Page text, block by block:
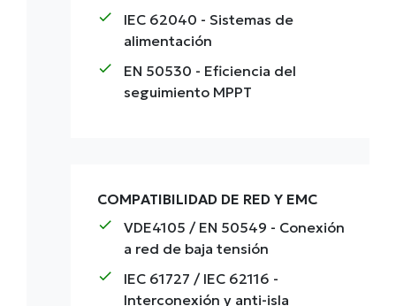
check IEC 62040 - Sistemas de
alimentación
check EN 50530 - Eficiencia del
seguimiento MPPT
COMPATIBILIDAD DE RED Y EMC
check VDE4105 / EN 50549 - Conexión
a red de baja tensión
check IEC 61727 / IEC 62116 -
Interconexión y anti-isla